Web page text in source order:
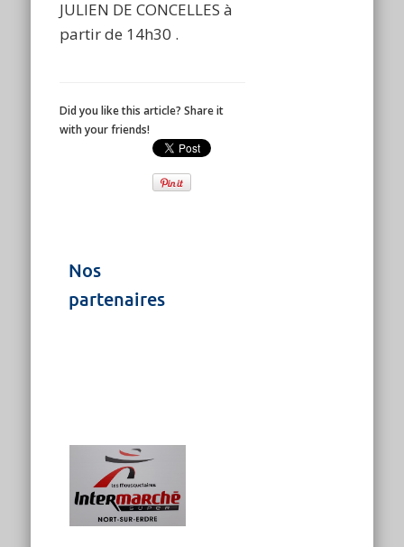
JULIEN DE CONCELLES à
partir de 14h30 .
Did you like this article? Share it
with your friends!
Nos
partenaires